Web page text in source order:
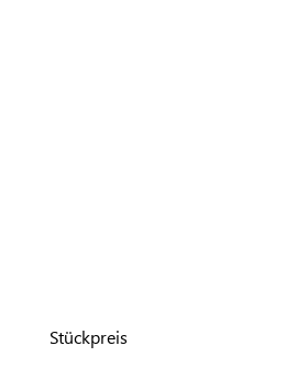
Stückpreis